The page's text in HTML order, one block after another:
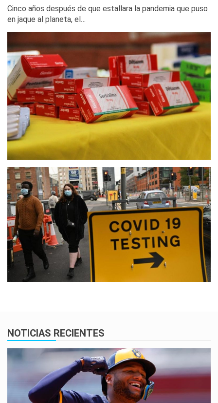
Cinco años después de que estallara la pandemia que puso
en jaque al planeta, el…
NOTICIAS RECIENTES